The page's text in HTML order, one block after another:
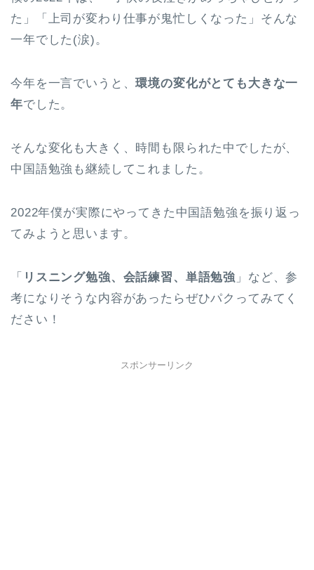
た」「上司が変わり仕事が鬼忙しくなった」そんな
一年でした(涙)。
今年を一言でいうと、環境の変化がとても大きな一
年でした。
そんな変化も大きく、時間も限られた中でしたが、
中国語勉強も継続してこれました。
2022年僕が実際にやってきた中国語勉強を振り返っ
てみようと思います。
「 リスニング勉強、会話練習、単語勉強 」など、参
考になりそうな内容があったらぜひパクってみてく
ださい！
スポンサーリンク